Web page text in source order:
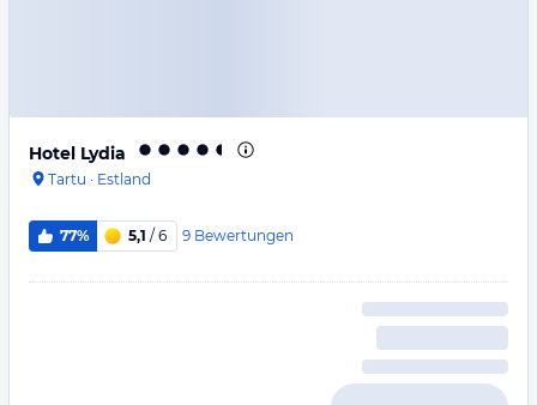
Hotel Lydia
Tartu · Estland
77% 5,1 / 6 9 Bewertungen